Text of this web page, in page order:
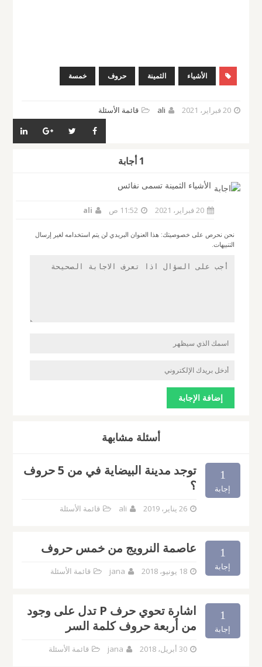
الأشياء الثمينة حروف خمسة
20 فبراير، 2021 ali قائمة الأسئلة
1 أجابة
الأشياء الثمينة تسمى نفائس
20 فبراير، 2021 11:52 ص ali
نحن نحرص على خصوصيتك: هذا العنوان البريدي لن يتم استخدامه لغير إرسال
التنبيهات.
أسئلة مشابهة
1
إجابة
توجد مدينة البيضاية في من 5 حروف
؟
26 يناير، 2019 ali قائمة الأسئلة
1
إجابة
عاصمة النرويج من خمس حروف
18 يونيو، 2018 jana قائمة الأسئلة
1
إجابة
اشارة تحوي حرف P تدل على وجود
من أربعة حروف كلمة السر
30 أبريل، 2018 jana قائمة الأسئلة